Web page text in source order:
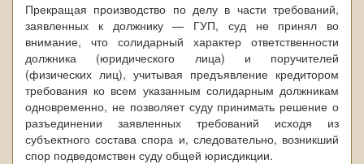
Прекращая производство по делу в части требований,
заявленных к должнику — ГУП, суд не принял во
внимание, что солидарный характер ответственности
должника (юридического лица) и поручителей
(физических лиц), учитывая предъявление кредитором
требования ко всем указанным солидарным должникам
одновременно, не позволяет суду принимать решение о
разъединении заявленных требований исходя из
субъектного состава спора и, следовательно, возникший
спор подведомствен суду общей юрисдикции.